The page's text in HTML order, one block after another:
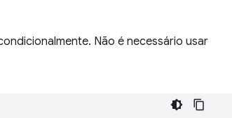
Não é necessário usar